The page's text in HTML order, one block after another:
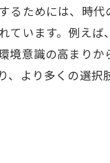
るためには、時
ています。例え
境意識の高まり
、より多くの選択